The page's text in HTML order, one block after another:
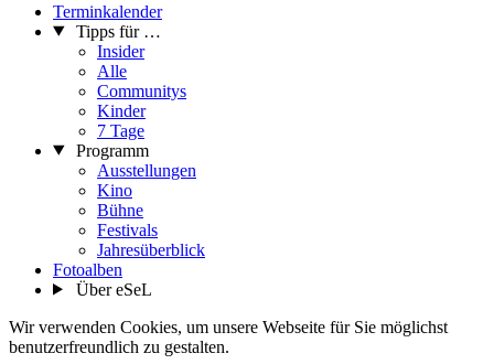
Terminkalender
Tipps für …
Insider
Alle
Communitys
Kinder
7 Tage
Programm
Ausstellungen
Kino
Bühne
Festivals
Jahresüberblick
Fotoalben
Über eSeL
Wir verwenden Cookies, um unsere Webseite für Sie möglichst
benutzerfreundlich zu gestalten.